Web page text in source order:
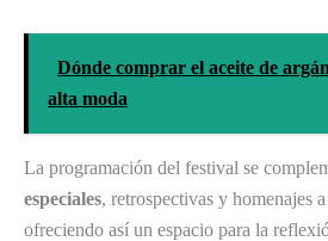
Dónde comprar el aceite de
alta moda
La programación del festival se
especiales, retrospectivas y homenajes
ofreciendo así un espacio para la